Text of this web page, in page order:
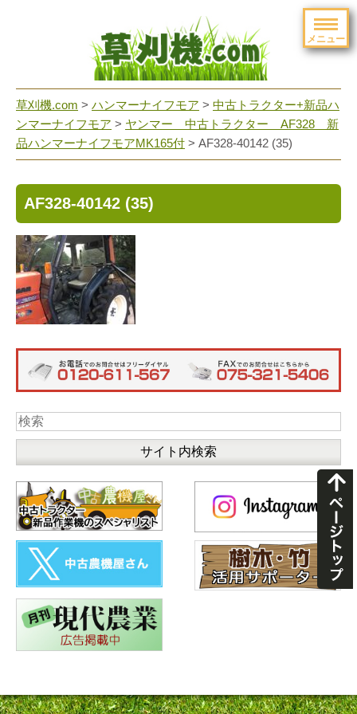
メニュー
草刈機.com > ハンマーナイフモア > 中古トラクター+新品ハ
ンマーナイフモア > ヤンマー 中古トラクター AF328 新
品ハンマーナイフモアMK165付 > AF328-40142 (35)
AF328-40142 (35)